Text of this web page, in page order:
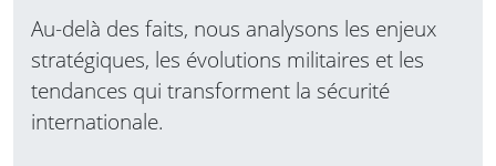
Au-delà des faits, nous analysons les enjeux
stratégiques, les évolutions militaires et les
tendances qui transforment la sécurité
internationale.